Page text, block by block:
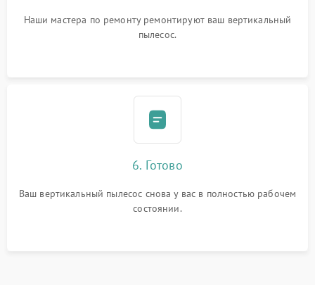
Наши мастера по ремонту ремонтируют ваш вертикальный
пылесос.
6. Готово
Ваш вертикальный пылесос снова у вас в полностью рабочем
состоянии.